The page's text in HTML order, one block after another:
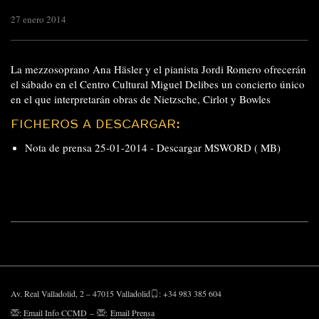
27 enero 2014
La mezzosoprano Ana Häsler y el pianista Jordi Romero ofrecerán
el sábado en el Centro Cultural Miguel Delibes un concierto único
en el que interpretarán obras de Nietzsche, Cirlot y Bowles
FICHEROS A DESCARGAR:
Nota de prensa 25-01-2014 - Descargar MSWORD ( MB)
Av. Real Valladolid, 2 – 47015 Valladolid
: +34 983 385 604
:Email Info CCMD – : Email Prensa